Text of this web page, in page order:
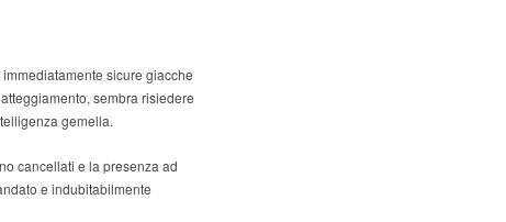
sicure giacche
sembra risiedere
gemella.
cancellati e la presenza ad
e indubitabilmente